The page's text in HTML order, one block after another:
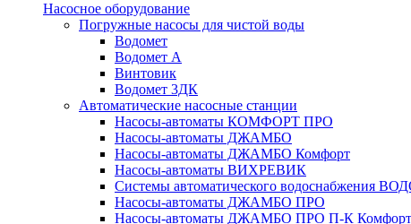
Насосное оборудование
Погружные насосы для чистой воды
Водомет
Водомет А
Винтовик
Водомет 3ДК
Автоматические насосные станции
Насосы-автоматы КОМФОРТ ПРО
Насосы-автоматы ДЖАМБО
Насосы-автоматы ДЖАМБО Комфорт
Насосы-автоматы ВИХРЕВИК
Системы автоматического водоснабжения
Насосы-автоматы ДЖАМБО ПРО
Насосы-автоматы ДЖАМБО ПРО П-К Комфорт